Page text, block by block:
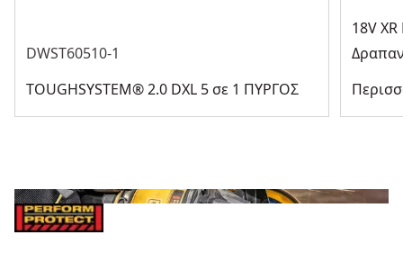
DWST60510-1
TOUGHSYSTEM® 2.0 DXL 5 σε 1 ΠΥΡΓΟΣ
18V